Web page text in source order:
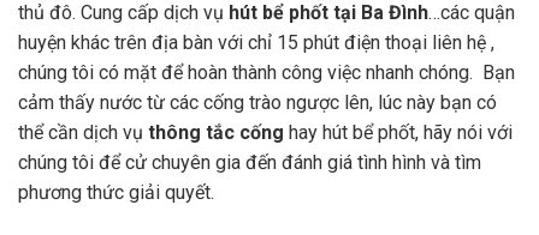
thủ đô. Cung cấp dịch vụ hút bể phốt tại Ba Đình…các quận
huyện khác trên địa bàn với chỉ 15 phút điện thoại liên hệ ,
chúng tôi có mặt để hoàn thành công việc nhanh chóng. Bạn
cảm thấy nước từ các cống trào ngược lên, lúc này bạn có
thể cần dịch vụ thông tắc cống hay hút bể phốt, hãy nói với
chúng tôi để cử chuyên gia đến đánh giá tình hình và tìm
phương thức giải quyết.